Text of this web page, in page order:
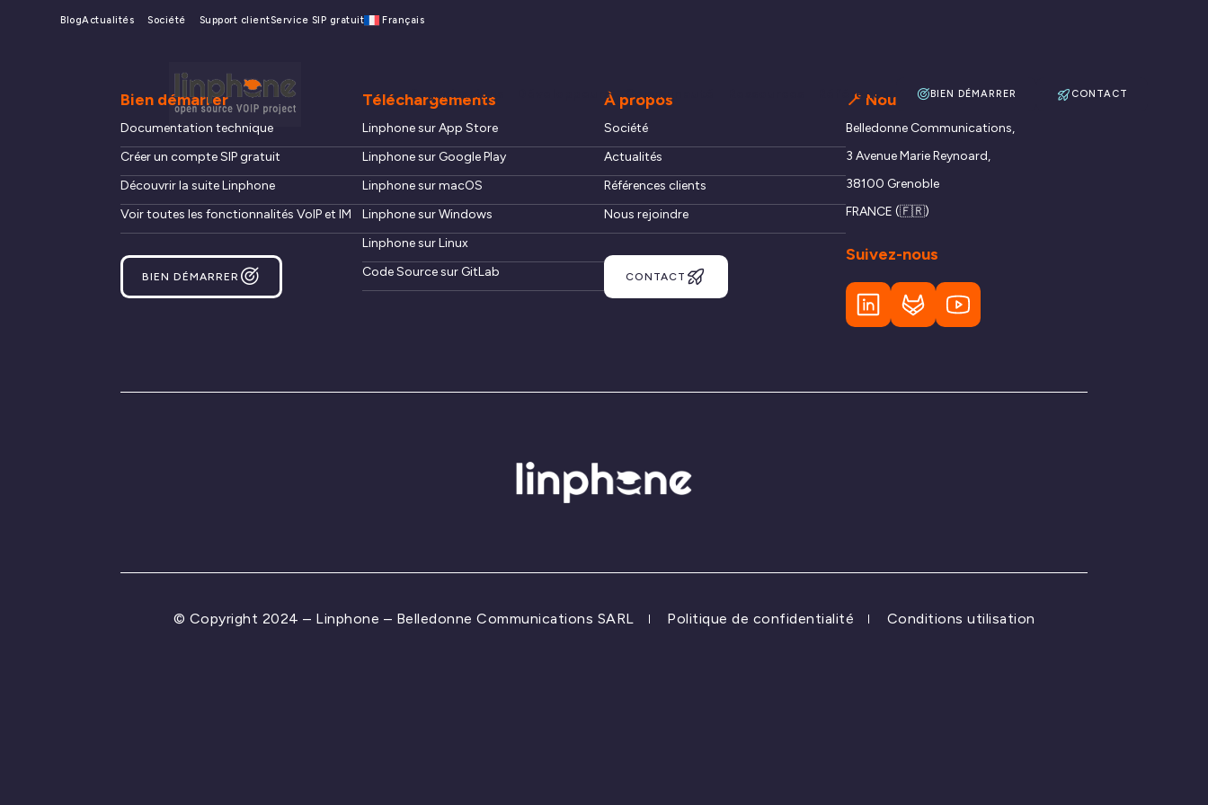
BlogActualités Société Support clientService SIP gratuit Français
Organisations Développeurs Communauté Références BIEN DÉMARRER CONTACT
Bien démarrer
Documentation technique
Créer un compte SIP gratuit
Découvrir la suite Linphone
Voir toutes les fonctionnalités VoIP et IM
BIEN DÉMARRER
Téléchargements
Linphone sur App Store
Linphone sur Google Play
Linphone sur macOS
Linphone sur Windows
Linphone sur Linux
Code Source sur GitLab
À propos
Société
Actualités
Références clients
Nous rejoindre
CONTACT
📍 Nous trouver
Belledonne Communications,
3 Avenue Marie Reynoard,
38100 Grenoble
FRANCE (🇫🇷)
Suivez-nous
© Copyright 2024 – Linphone – Belledonne Communications SARL Politique de confidentialité Conditions utilisation